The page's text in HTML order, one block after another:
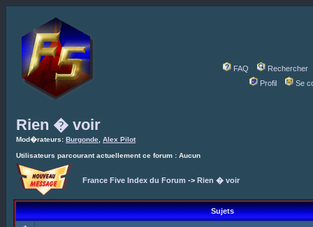
FAQ
Rechercher
Profil
Se
Rien � voir
Mod�rateurs: Burgonde Alex Pilot
Utilisateurs parcourant actuellement ce forum : Aucun
France Five Index du Forum -> Rien � voir
Sujets